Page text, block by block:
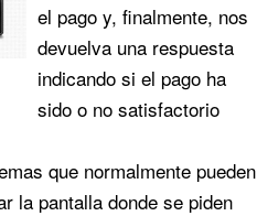
el pago y, finalmente, nos
devuelva una respuesta
indicando si el pago ha
sido o no satisfactorio
que normalmente pueden
la pantalla donde se piden